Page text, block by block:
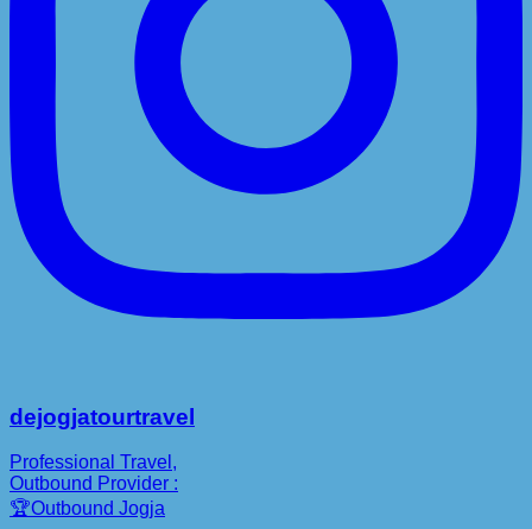
dejogjatourtravel
Professional Travel,
Outbound Provider :
🏆Outbound Jogja